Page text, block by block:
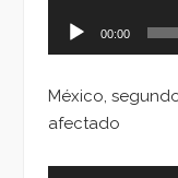
00:00
México,
afectado